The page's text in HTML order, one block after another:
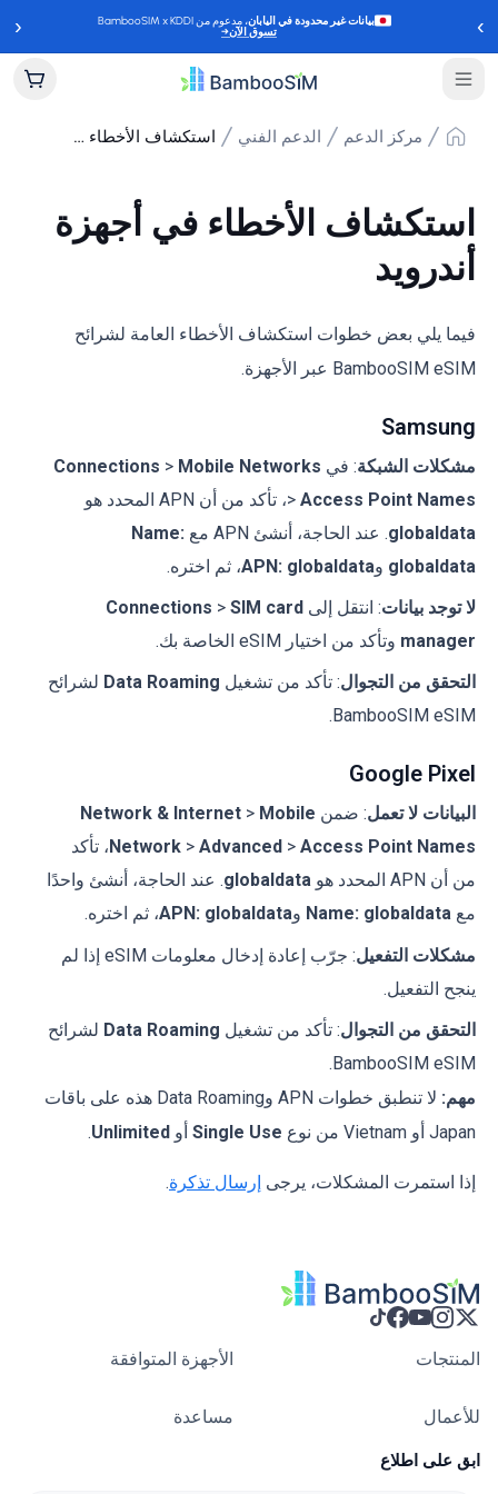
‹ بيانات غير محدودة في اليابان، مدعوم من BambooSIM x KDDI
تسوق الآن→ ›
مركز الدعم الدعم الفني استكشاف الأخطاء في أجهزة أندرويد
استكشاف الأخطاء في أجهزة
أندرويد
فيما يلي بعض خطوات استكشاف الأخطاء العامة لشرائح
BambooSIM eSIM عبر الأجهزة.
Samsung
مشكلات الشبكة: في Connections > Mobile Networks
> Access Point Names
، تأكد من أن APN المحدد هو
globaldata. عند الحاجة، أنشئ APN مع
Name:
globaldata وAPN: globaldata، ثم اختره.
لا توجد بيانات: انتقل إلى Connections > SIM card
manager وتأكد من اختيار eSIM الخاصة بك.
التحقق من التجوال: تأكد من تشغيل Data Roaming لشرائح
BambooSIM eSIM.
Google Pixel
البيانات لا تعمل: ضمن Network & Internet > Mobile
Network > Advanced > Access Point Names
، تأكد
من أن APN المحدد هو
globaldata. عند الحاجة، أنشئ واحدًا
مع Name: globaldata وAPN: globaldata، ثم اختره.
مشكلات التفعيل
: جرّب إعادة إدخال معلومات eSIM إذا لم
ينجح التفعيل.
التحقق من التجوال: تأكد من تشغيل Data Roaming لشرائح
BambooSIM eSIM.
مهم:
لا تنطبق خطوات APN وData Roaming هذه على باقات
Japan أو Vietnam من نوع
Single Use أو Unlimited
.
إذا استمرت المشكلات، يرجى إرسال تذكرة.
المنتجات الأجهزة المتوافقة
للأعمال مساعدة
ابق على اطلاع